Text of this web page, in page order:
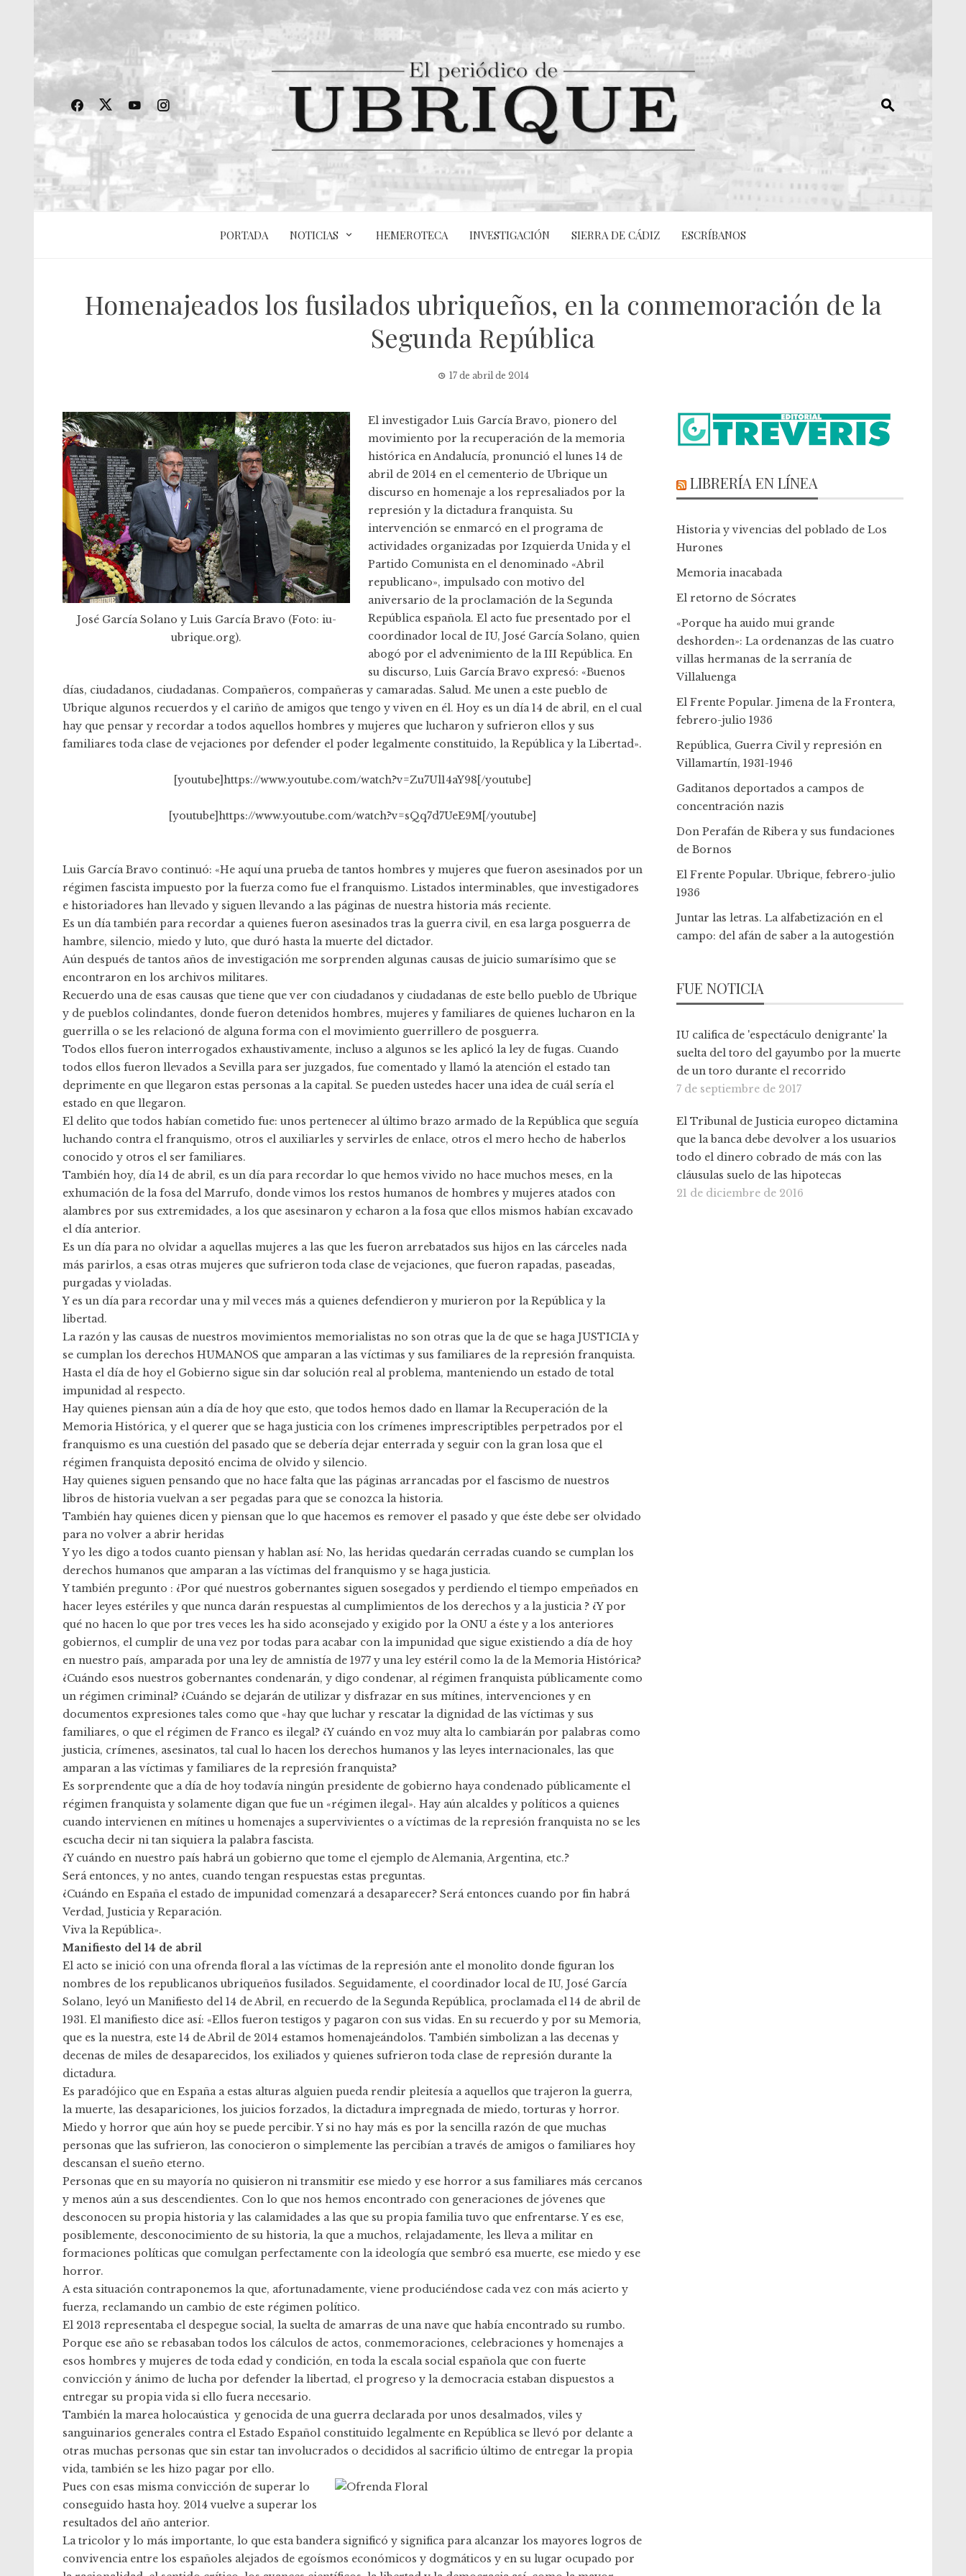
PORTADA NOTICIAS HEMEROTECA INVESTIGACIÓN SIERRA DE CÁDIZ ESCRÍBANOS
Homenajeados los fusilados ubriqueños, en la conmemoración de la
Segunda República
17 de abril de 2014
José García Solano y Luis García Bravo (Foto: iu-
ubrique.org).
El investigador Luis García Bravo, pionero del
movimiento por la recuperación de la memoria
histórica en Andalucía, pronunció el lunes 14 de
abril de 2014 en el cementerio de Ubrique un
discurso en homenaje a los represaliados por la
represión y la dictadura franquista. Su
intervención se enmarcó en el programa de
actividades organizadas por Izquierda Unida y el
Partido Comunista en el denominado «Abril
republicano», impulsado con motivo del
aniversario de la proclamación de la Segunda
República española. El acto fue presentado por el
coordinador local de IU, José García Solano, quien
abogó por el advenimiento de la III República. En
su discurso, Luis García Bravo expresó: «Buenos
días, ciudadanos, ciudadanas. Compañeros, compañeras y camaradas. Salud. Me unen a este pueblo de
Ubrique algunos recuerdos y el cariño de amigos que tengo y viven en él. Hoy es un día 14 de abril, en el cual
hay que pensar y recordar a todos aquellos hombres y mujeres que lucharon y sufrieron ellos y sus
familiares toda clase de vejaciones por defender el poder legalmente constituido, la República y la Libertad».
[youtube]https://www.youtube.com/watch?v=Zu7Ul14aY98[/youtube]
[youtube]https://www.youtube.com/watch?v=sQq7d7UeE9M[/youtube]
Luis García Bravo continuó: «He aquí una prueba de tantos hombres y mujeres que fueron asesinados por un
régimen fascista impuesto por la fuerza como fue el franquismo. Listados interminables, que investigadores
e historiadores han llevado y siguen llevando a las páginas de nuestra historia más reciente.
Es un día también para recordar a quienes fueron asesinados tras la guerra civil, en esa larga posguerra de
hambre, silencio, miedo y luto, que duró hasta la muerte del dictador.
Aún después de tantos años de investigación me sorprenden algunas causas de juicio sumarísimo que se
encontraron en los archivos militares.
Recuerdo una de esas causas que tiene que ver con ciudadanos y ciudadanas de este bello pueblo de Ubrique
y de pueblos colindantes, donde fueron detenidos hombres, mujeres y familiares de quienes lucharon en la
guerrilla o se les relacionó de alguna forma con el movimiento guerrillero de posguerra.
Todos ellos fueron interrogados exhaustivamente, incluso a algunos se les aplicó la ley de fugas. Cuando
todos ellos fueron llevados a Sevilla para ser juzgados, fue comentado y llamó la atención el estado tan
deprimente en que llegaron estas personas a la capital. Se pueden ustedes hacer una idea de cuál sería el
estado en que llegaron.
El delito que todos habían cometido fue: unos pertenecer al último brazo armado de la República que seguía
luchando contra el franquismo, otros el auxiliarles y servirles de enlace, otros el mero hecho de haberlos
conocido y otros el ser familiares.
También hoy, día 14 de abril, es un día para recordar lo que hemos vivido no hace muchos meses, en la
exhumación de la fosa del Marrufo, donde vimos los restos humanos de hombres y mujeres atados con
alambres por sus extremidades, a los que asesinaron y echaron a la fosa que ellos mismos habían excavado
el día anterior.
Es un día para no olvidar a aquellas mujeres a las que les fueron arrebatados sus hijos en las cárceles nada
más parirlos, a esas otras mujeres que sufrieron toda clase de vejaciones, que fueron rapadas, paseadas,
purgadas y violadas.
Y es un día para recordar una y mil veces más a quienes defendieron y murieron por la República y la
libertad.
La razón y las causas de nuestros movimientos memorialistas no son otras que la de que se haga JUSTICIA y
se cumplan los derechos HUMANOS que amparan a las víctimas y sus familiares de la represión franquista.
Hasta el día de hoy el Gobierno sigue sin dar solución real al problema, manteniendo un estado de total
impunidad al respecto.
Hay quienes piensan aún a día de hoy que esto, que todos hemos dado en llamar la Recuperación de la
Memoria Histórica, y el querer que se haga justicia con los crímenes imprescriptibles perpetrados por el
franquismo es una cuestión del pasado que se debería dejar enterrada y seguir con la gran losa que el
régimen franquista depositó encima de olvido y silencio.
Hay quienes siguen pensando que no hace falta que las páginas arrancadas por el fascismo de nuestros
libros de historia vuelvan a ser pegadas para que se conozca la historia.
También hay quienes dicen y piensan que lo que hacemos es remover el pasado y que éste debe ser olvidado
para no volver a abrir heridas
Y yo les digo a todos cuanto piensan y hablan así: No, las heridas quedarán cerradas cuando se cumplan los
derechos humanos que amparan a las víctimas del franquismo y se haga justicia.
Y también pregunto : ¿Por qué nuestros gobernantes siguen sosegados y perdiendo el tiempo empeñados en
hacer leyes estériles y que nunca darán respuestas al cumplimientos de los derechos y a la justicia ? ¿Y por
qué no hacen lo que por tres veces les ha sido aconsejado y exigido por la ONU a éste y a los anteriores
gobiernos, el cumplir de una vez por todas para acabar con la impunidad que sigue existiendo a día de hoy
en nuestro país, amparada por una ley de amnistía de 1977 y una ley estéril como la de la Memoria Histórica?
¿Cuándo esos nuestros gobernantes condenarán, y digo condenar, al régimen franquista públicamente como
un régimen criminal? ¿Cuándo se dejarán de utilizar y disfrazar en sus mítines, intervenciones y en
documentos expresiones tales como que «hay que luchar y rescatar la dignidad de las víctimas y sus
familiares, o que el régimen de Franco es ilegal? ¿Y cuándo en voz muy alta lo cambiarán por palabras como
justicia, crímenes, asesinatos, tal cual lo hacen los derechos humanos y las leyes internacionales, las que
amparan a las víctimas y familiares de la represión franquista?
Es sorprendente que a día de hoy todavía ningún presidente de gobierno haya condenado públicamente el
régimen franquista y solamente digan que fue un «régimen ilegal». Hay aún alcaldes y políticos a quienes
cuando intervienen en mítines u homenajes a supervivientes o a víctimas de la represión franquista no se les
escucha decir ni tan siquiera la palabra fascista.
¿Y cuándo en nuestro país habrá un gobierno que tome el ejemplo de Alemania, Argentina, etc.?
Será entonces, y no antes, cuando tengan respuestas estas preguntas.
¿Cuándo en España el estado de impunidad comenzará a desaparecer? Será entonces cuando por fin habrá
Verdad, Justicia y Reparación.
Viva la República».
Manifiesto del 14 de abril
El acto se inició con una ofrenda floral a las víctimas de la represión ante el monolito donde figuran los
nombres de los republicanos ubriqueños fusilados. Seguidamente, el coordinador local de IU, José García
Solano, leyó un Manifiesto del 14 de Abril, en recuerdo de la Segunda República, proclamada el 14 de abril de
1931. El manifiesto dice así: «Ellos fueron testigos y pagaron con sus vidas. En su recuerdo y por su Memoria,
que es la nuestra, este 14 de Abril de 2014 estamos homenajeándolos. También simbolizan a las decenas y
decenas de miles de desaparecidos, los exiliados y quienes sufrieron toda clase de represión durante la
dictadura.
Es paradójico que en España a estas alturas alguien pueda rendir pleitesía a aquellos que trajeron la guerra,
la muerte, las desapariciones, los juicios forzados, la dictadura impregnada de miedo, torturas y horror.
Miedo y horror que aún hoy se puede percibir. Y si no hay más es por la sencilla razón de que muchas
personas que las sufrieron, las conocieron o simplemente las percibían a través de amigos o familiares hoy
descansan el sueño eterno.
Personas que en su mayoría no quisieron ni transmitir ese miedo y ese horror a sus familiares más cercanos
y menos aún a sus descendientes. Con lo que nos hemos encontrado con generaciones de jóvenes que
desconocen su propia historia y las calamidades a las que su propia familia tuvo que enfrentarse. Y es ese,
posiblemente, desconocimiento de su historia, la que a muchos, relajadamente, les lleva a militar en
formaciones políticas que comulgan perfectamente con la ideología que sembró esa muerte, ese miedo y ese
horror.
A esta situación contraponemos la que, afortunadamente, viene produciéndose cada vez con más acierto y
fuerza, reclamando un cambio de este régimen político.
El 2013 representaba el despegue social, la suelta de amarras de una nave que había encontrado su rumbo.
Porque ese año se rebasaban todos los cálculos de actos, conmemoraciones, celebraciones y homenajes a
esos hombres y mujeres de toda edad y condición, en toda la escala social española que con fuerte
convicción y ánimo de lucha por defender la libertad, el progreso y la democracia estaban dispuestos a
entregar su propia vida si ello fuera necesario.
También la marea holocaústica y genocida de una guerra declarada por unos desalmados, viles y
sanguinarios generales contra el Estado Español constituido legalmente en República se llevó por delante a
otras muchas personas que sin estar tan involucrados o decididos al sacrificio último de entregar la propia
vida, también se les hizo pagar por ello.
Pues con esas misma convicción de superar lo
conseguido hasta hoy. 2014 vuelve a superar los
resultados del año anterior.
La tricolor y lo más importante, lo que esta bandera significó y significa para alcanzar los mayores logros de
convivencia entre los españoles alejados de egoísmos económicos y dogmáticos y en su lugar ocupado por
LIBRERÍA EN LÍNEA
Historia y vivencias del poblado de Los
Hurones
Memoria inacabada
El retorno de Sócrates
«Porque ha auido mui grande
deshorden»: La ordenanzas de las cuatro
villas hermanas de la serranía de
Villaluenga
El Frente Popular. Jimena de la Frontera,
febrero-julio 1936
República, Guerra Civil y represión en
Villamartín, 1931-1946
Gaditanos deportados a campos de
concentración nazis
Don Perafán de Ribera y sus fundaciones
de Bornos
El Frente Popular. Ubrique, febrero-julio
1936
Juntar las letras. La alfabetización en el
campo: del afán de saber a la autogestión
FUE NOTICIA
IU califica de 'espectáculo denigrante' la
suelta del toro del gayumbo por la muerte
de un toro durante el recorrido
7 de septiembre de 2017
El Tribunal de Justicia europeo dictamina
que la banca debe devolver a los usuarios
todo el dinero cobrado de más con las
cláusulas suelo de las hipotecas
21 de diciembre de 2016